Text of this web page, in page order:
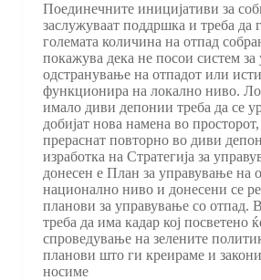
Поединечните иницијативи за
заслужуваат поддршка и треба да
големата количина на отпад
покажува дека не посои систем за
одстранување на отпадот или
функционира на локално ниво.
имало диви депонии треба да се
добијат нова намена во
прераснат повторно во диви
изработка на Стратегија за
донесен е План за управување на
национално ниво и донесени се
планови за управување со отпад.
треба да има кадар кој посветено
спроведување на зелените
планови што ги креираме и
носиме